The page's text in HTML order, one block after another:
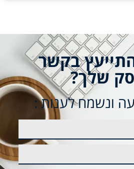
בקשר
שלך?
ונשמח לענות :